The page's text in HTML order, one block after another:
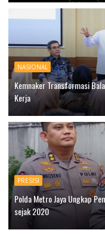
NASIONAL
Kemnaker Transformasi
Kerja
PRESISI
Polda Metro Jaya Ungkap
sejak 2020